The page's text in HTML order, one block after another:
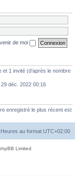
de moi
1 invité (d’après le nombre
29 déc. 2022 00:16
enregistré le plus récent est
Heures au format UTC+02:00
Limited